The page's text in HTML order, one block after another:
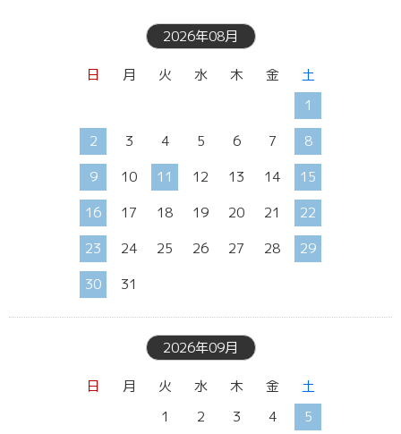
2026年08月
日 月 火 水 木 金
土
1
2
3 4 5 6 7
8
9
10 11 12 13 14
15
16
17 18 19 20 21
22
23
24 25 26 27 28
29
30
31
2026年09月
日 月 火 水 木 金
土
1
2 3 4
5